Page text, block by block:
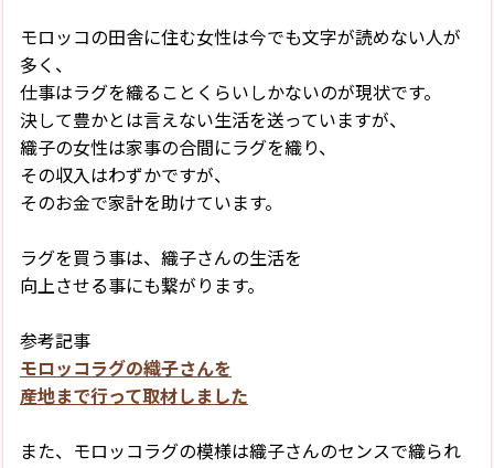
モロッコの田舎に住む女性は今でも文字が読めない人が
多く、
仕事はラグを織ることくらいしかないのが現状です。
決して豊かとは言えない生活を送っていますが、
織子の女性は家事の合間にラグを織り、
その収入はわずかですが、
そのお金で家計を助けています。
ラグを買う事は、織子さんの生活を
向上させる事にも繋がります。
参考記事
モロッコラグの織子さんを
産地まで行って取材しました
また、モロッコラグの模様は織子さんのセンスで織られ